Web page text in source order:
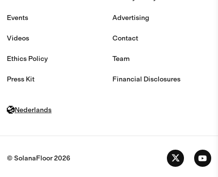
Events
Videos
Ethics Policy
Press Kit
Advertising
Contact
Team
Financial Disclosures
Nederlands
© SolanaFloor2026